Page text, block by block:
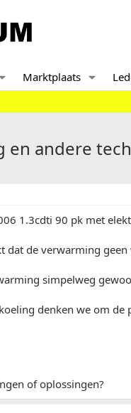
Marktplaats
en andere
1.3cdti 90 pk met
dat de verwarming
simpelweg
denken we om
of oplossingen?